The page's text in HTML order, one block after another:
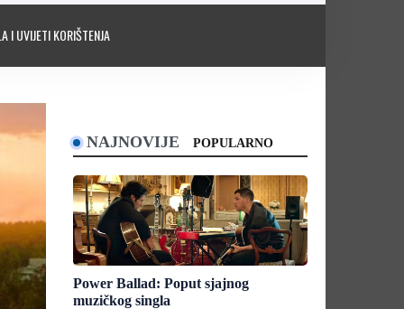
I UVIJETI KORIŠTENJA
NAJNOVIJE POPULARNO
Power Ballad: Poput sjajnog
muzičkog singla